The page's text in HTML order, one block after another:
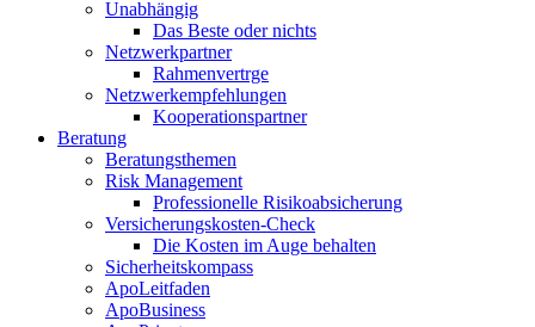
Unabhängig
Das Beste oder nichts
Netzwerkpartner
Rahmenvertrge
Netzwerkempfehlungen
Kooperationspartner
Beratung
Beratungsthemen
Risk Management
Professionelle Risikoabsicherung
Versicherungskosten-Check
Die Kosten im Auge behalten
Sicherheitskompass
ApoLeitfaden
ApoBusiness